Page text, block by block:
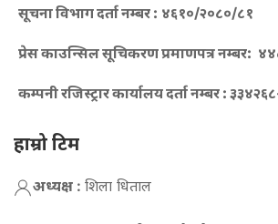
सूचना विभाग दर्ता नम्बर : ४६१०/२०८०/८१
प्रेस काउन्सिल सूचिकरण प्रमाणपत्र नम्बर:
कम्पनी रजिस्ट्रार कार्यालय दर्ता नम्बर :
हाम्रो टिम
अध्यक्ष : शिला धिताल